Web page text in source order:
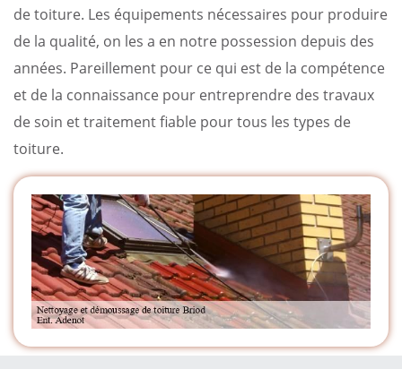
de toiture. Les équipements nécessaires pour produire
de la qualité, on les a en notre possession depuis des
années. Pareillement pour ce qui est de la compétence
et de la connaissance pour entreprendre des travaux
de soin et traitement fiable pour tous les types de
toiture.